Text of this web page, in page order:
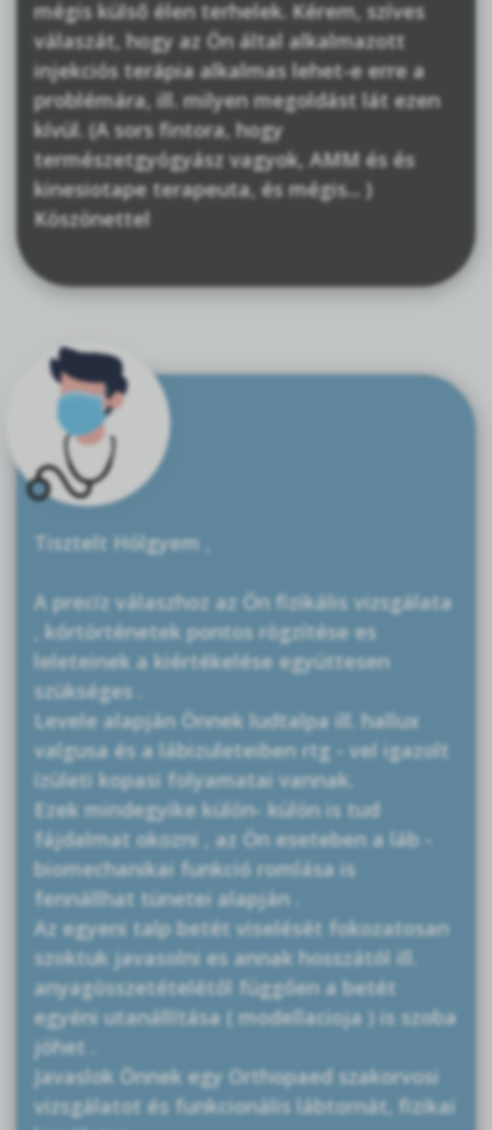
mégis külső élen terhelek. Kérem, szíves
válaszát, hogy az Ön által alkalmazott
injekciós terápia alkalmas lehet-e erre a
problémára, ill. milyen megoldást lát ezen
kívül. (A sors fintora, hogy
természetgyógyász vagyok, AMM és és
kinesiotape terapeuta, és mégis... )
Köszönettel
Tisztelt Hölgyem ,
A precíz válaszhoz az Ön fizikális vizsgálata
, kórtörténetek pontos rögzítése es
leleteinek a kiértékelése együttesen
szükséges .
Levele alapján Önnek ludtalpa ill. hallux
valgusa és a lábizuleteiben rtg - vel igazolt
ízületi kopasi folyamatai vannak.
Ezek mindegyike külön- külön is tud
fájdalmat okozni , az Ön eseteben a láb -
biomechanikai funkció romlása is
fennállhat tünetei alapján .
Az egyeni talp betét viselését fokozatosan
szoktuk javasolni es annak hosszától ill.
anyagösszetételétől függően a betét
egyéni utanállítása ( modellacioja ) is szoba
jöhet .
Javaslok Önnek egy Orthopaed szakorvosi
vizsgálatot és funkcionális lábtornát, fizikai